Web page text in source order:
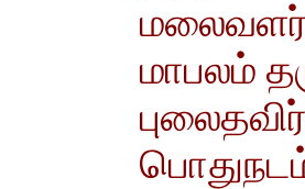
மலைவளர்
மாபலம்